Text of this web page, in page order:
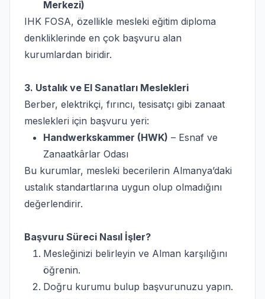
Merkezi)
IHK FOSA, özellikle mesleki eğitim diploma
denkliklerinde en çok başvuru alan
kurumlardan biridir.
3. Ustalık ve El Sanatları Meslekleri
Berber, elektrikçi, fırıncı, tesisatçı gibi zanaat
meslekleri için başvuru yeri:
Handwerkskammer (HWK) – Esnaf ve
Zanaatkârlar Odası
Bu kurumlar, mesleki becerilerin Almanya’daki
ustalık standartlarına uygun olup olmadığını
değerlendirir.
Başvuru Süreci Nasıl İşler?
Mesleğinizi belirleyin ve Alman karşılığını
öğrenin.
Doğru kurumu bulup başvurunuzu yapın.